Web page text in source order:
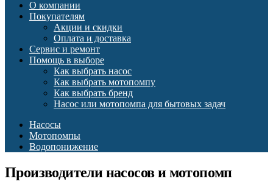
О компании
Покупателям
Акции и скидки
Оплата и доставка
Сервис и ремонт
Помощь в выборе
Как выбрать насос
Как выбрать мотопомпу
Как выбрать бренд
Насос или мотопомпа для бытовых задач
Насосы
Мотопомпы
Водопонижение
Производители насосов и мотопомп